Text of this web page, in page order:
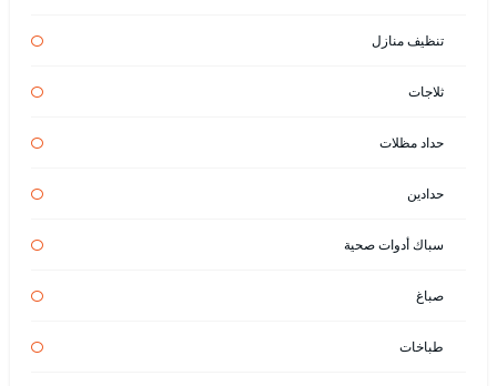
تنظيف منازل
ثلاجات
حداد مظلات
حدادين
سباك أدوات صحية
صباغ
طباخات